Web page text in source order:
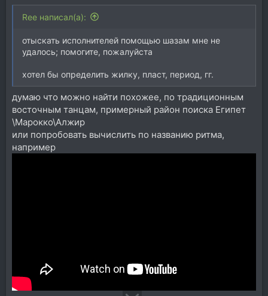
Ree написал(а):
отыскать исполнителей помощью шазам мне не
удалось; помогите, пожалуйста
хотел бы определить жилку, пласт, период, гг.
думаю что можно найти похожее, по традиционным
восточным танцам, примерный район поиска Египет
\Марокко\Алжир
или попробовать вычислить по названию ритма,
например